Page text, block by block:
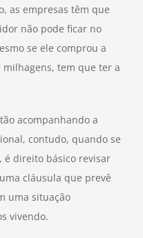
as empresas têm que
não pode ficar no
se ele comprou a
milhagens, tem que ter a
acompanhando a
contudo, quando se
direito básico revisar
cláusula que prevê
uma situação
vivendo.